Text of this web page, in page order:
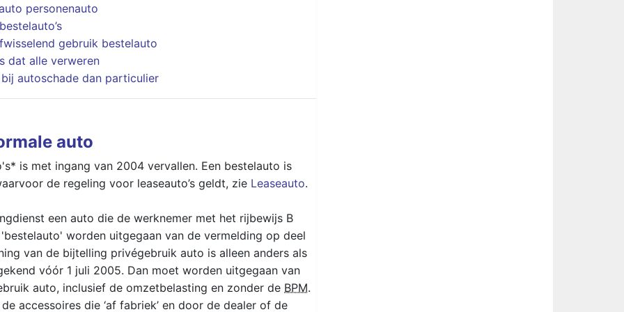
personenauto
gebruik bestelauto
dat alle verweren
autoschade dan particulier
auto
is met ingang van 2004 vervallen. Een bestelauto is
de regeling voor leaseauto’s geldt, zie Leaseauto.
een auto die de werknemer met het rijbewijs B
worden uitgegaan van de vermelding op deel
van de bijtelling privégebruik auto is alleen anders als
vóór 1 juli 2005. Dan moet worden uitgegaan van
auto, inclusief de omzetbelasting en zonder de BPM.
accessoires die ‘af fabriek’ en door de dealer of de